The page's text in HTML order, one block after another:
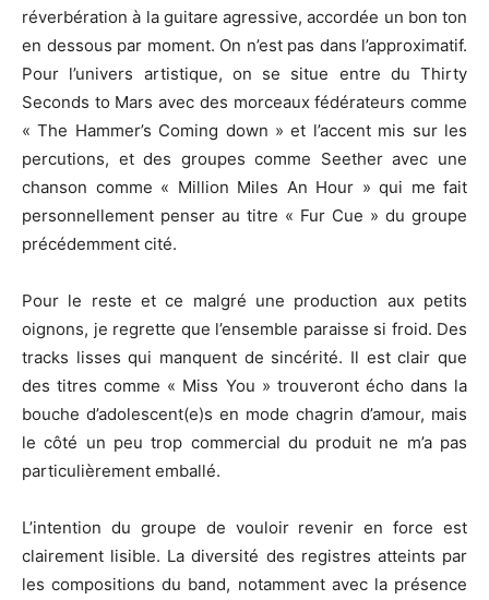
réverbération à la guitare agressive, accordée un bon ton
en dessous par moment. On n’est pas dans l’approximatif.
Pour l’univers artistique, on se situe entre du Thirty
Seconds to Mars avec des morceaux fédérateurs comme
« The Hammer’s Coming down » et l’accent mis sur les
percutions, et des groupes comme Seether avec une
chanson comme « Million Miles An Hour » qui me fait
personnellement penser au titre « Fur Cue » du groupe
précédemment cité.
Pour le reste et ce malgré une production aux petits
oignons, je regrette que l’ensemble paraisse si froid. Des
tracks lisses qui manquent de sincérité. Il est clair que
des titres comme « Miss You » trouveront écho dans la
bouche d’adolescent(e)s en mode chagrin d’amour, mais
le côté un peu trop commercial du produit ne m’a pas
particulièrement emballé.
L’intention du groupe de vouloir revenir en force est
clairement lisible. La diversité des registres atteints par
les compositions du band, notamment avec la présence